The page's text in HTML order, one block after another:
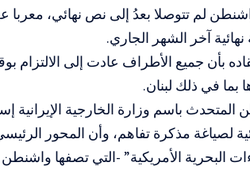
لم تتوصلا بعدُ إلى نص نهائي،
آخر الشهر الجاري.
بأن جميع الأطراف عادت إلى الالتزام
بما في ذلك لبنان.
المتحدث باسم وزارة الخارجية الإيرانية
لصياغة مذكرة تفاهم، وأن المحور
البحرية الأمريكية” -التي تصفها